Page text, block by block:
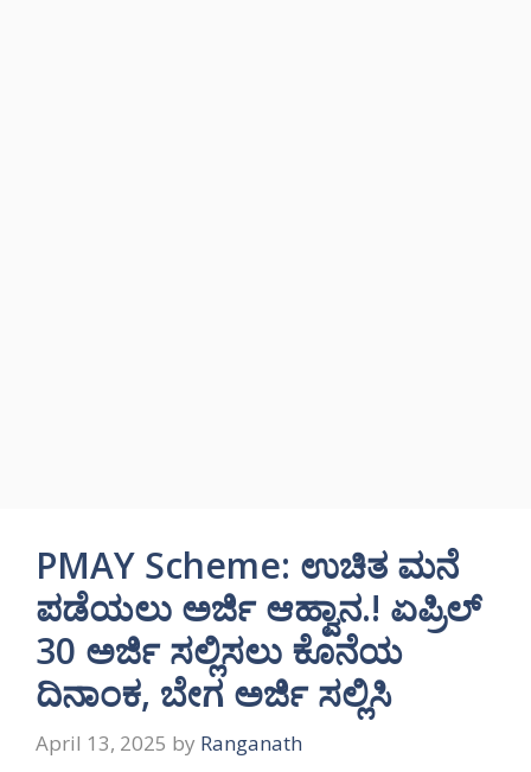
PMAY Scheme: ಉಚಿತ ಮನೆ
ಪಡೆಯಲು ಅರ್ಜಿ ಆಹ್ವಾನ.! ಏಪ್ರಿಲ್
30 ಅರ್ಜಿ ಸಲ್ಲಿಸಲು ಕೊನೆಯ
ದಿನಾಂಕ, ಬೇಗ ಅರ್ಜಿ ಸಲ್ಲಿಸಿ
April 13, 2025 by Ranganath